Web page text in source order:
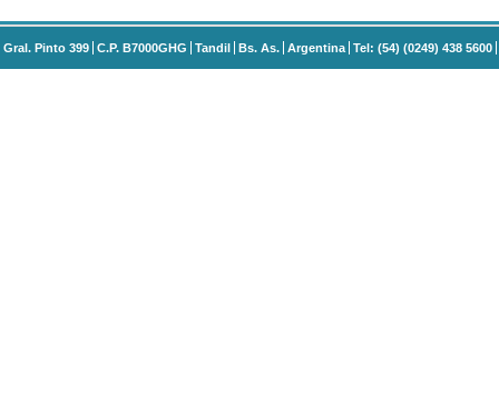
Gral. Pinto 399 C.P. B7000GHG Tandil Bs. As. Argentina Tel: (54) (0249) 438 5600